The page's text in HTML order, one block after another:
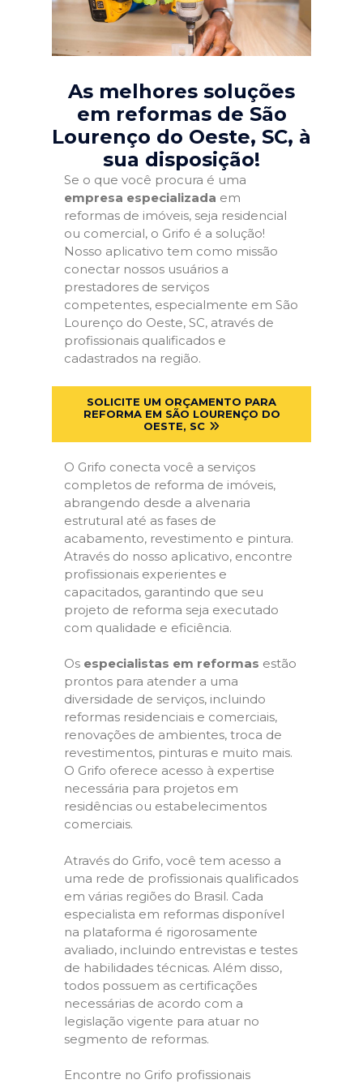
As melhores soluções
em reformas de São
Lourenço do Oeste, SC, à
sua disposição!
Se o que você procura é uma
empresa especializada em
reformas de imóveis, seja residencial
ou comercial, o Grifo é a solução!
Nosso aplicativo tem como missão
conectar nossos usuários a
prestadores de serviços
competentes, especialmente em São
Lourenço do Oeste, SC, através de
profissionais qualificados e
cadastrados na região.
SOLICITE UM ORÇAMENTO PARA
REFORMA EM SÃO LOURENÇO DO
OESTE, SC
O Grifo conecta você a serviços
completos de reforma de imóveis,
abrangendo desde a alvenaria
estrutural até as fases de
acabamento, revestimento e pintura.
Através do nosso aplicativo, encontre
profissionais experientes e
capacitados, garantindo que seu
projeto de reforma seja executado
com qualidade e eficiência.
Os especialistas em reformas estão
prontos para atender a uma
diversidade de serviços, incluindo
reformas residenciais e comerciais,
renovações de ambientes, troca de
revestimentos, pinturas e muito mais.
O Grifo oferece acesso à expertise
necessária para projetos em
residências ou estabelecimentos
comerciais.
Através do Grifo, você tem acesso a
uma rede de profissionais qualificados
em várias regiões do Brasil. Cada
especialista em reformas disponível
na plataforma é rigorosamente
avaliado, incluindo entrevistas e testes
de habilidades técnicas. Além disso,
todos possuem as certificações
necessárias de acordo com a
legislação vigente para atuar no
segmento de reformas.
Encontre no Grifo profissionais